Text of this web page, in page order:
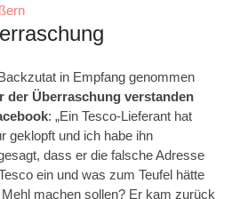
in Empfang genommen
der Überraschung verstanden
: „Ein Tesco-Lieferant hat
geklopft und ich habe ihn
dass er die falsche Adresse
ein und was zum Teufel hätte
machen sollen? Er kam zurück